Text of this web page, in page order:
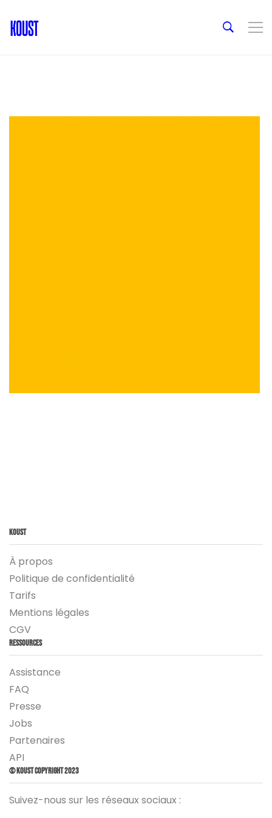
Koust
À propos
Politique de confidentialité
Tarifs
Mentions légales
CGV
Ressources
Assistance
FAQ
Presse
Jobs
Partenaires
API
© Koust Copyright 2023
Suivez-nous sur les réseaux sociaux :